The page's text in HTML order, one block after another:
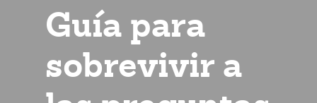
Guía para
sobrevivir a